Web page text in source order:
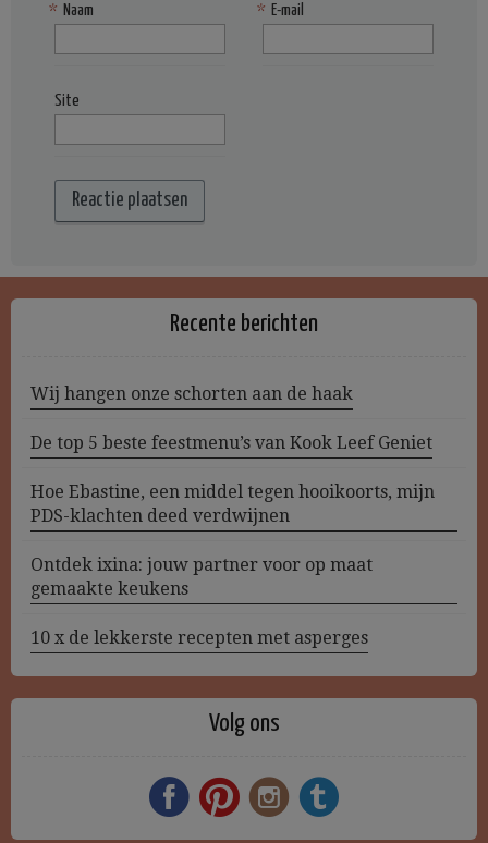
Naam
* E-mail
*
Site
Recente berichten
Wij hangen onze schorten aan de haak
De top 5 beste feestmenu’s van Kook Leef Geniet
Hoe Ebastine, een middel tegen hooikoorts, mijn
PDS-klachten deed verdwijnen
Ontdek ixina: jouw partner voor op maat
gemaakte keukens
10 x de lekkerste recepten met asperges
Volg ons